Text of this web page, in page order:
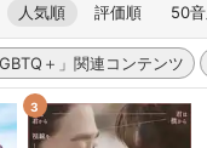
人気順 評価順 50
＋」関連コンテンツ
3